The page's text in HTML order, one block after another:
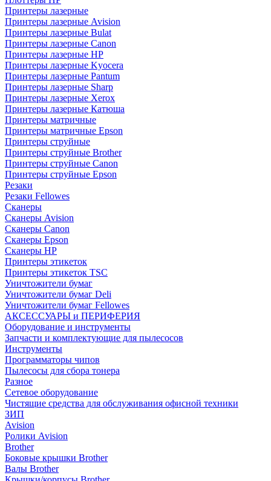
Принтеры лазерные
Принтеры лазерные Avision
Принтеры лазерные Bulat
Принтеры лазерные Canon
Принтеры лазерные HP
Принтеры лазерные Kyocera
Принтеры лазерные Pantum
Принтеры лазерные Sharp
Принтеры лазерные Xerox
Принтеры лазерные Катюша
Принтеры матричные
Принтеры матричные Epson
Принтеры струйные
Принтеры струйные Brother
Принтеры струйные Canon
Принтеры струйные Epson
Резаки
Резаки Fellowes
Сканеры
Сканеры Avision
Сканеры Canon
Сканеры Epson
Сканеры HP
Принтеры этикеток
Принтеры этикеток TSC
Уничтожители бумаг
Уничтожители бумаг Deli
Уничтожители бумаг Fellowes
АКСЕССУАРЫ и ПЕРИФЕРИЯ
Оборудование и инструменты
Запчасти и комплектующие для пылесосов
Инструменты
Программаторы чипов
Пылесосы для сбора тонера
Разное
Сетевое оборудование
Чистящие средства для обслуживания офисной техники
ЗИП
Avision
Ролики Avision
Brother
Боковые крышки Brother
Валы Brother